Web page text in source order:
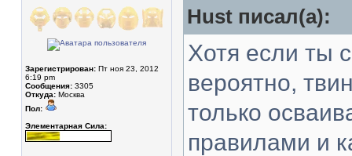
Зарегистрирован: Пт ноя 23, 2012
6:19 pm
Сообщения: 3305
Откуда: Москва
Пол:
Элементарная Сила:
Hust писал(а):
Хотя если ты
вероятно,
только
правилами и